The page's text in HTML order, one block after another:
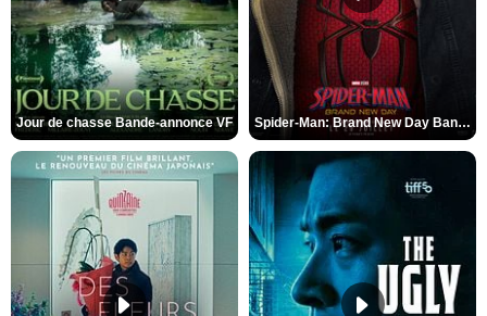
Jour de chasse Bande-annonce VF Spider-Man: Brand New Day Bande-annonce (3) VO STFR